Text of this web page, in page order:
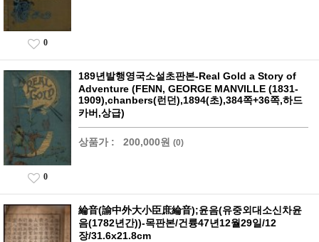
0
189년발행영국소설초판본-Real Gold a Story of
Adventure (FENN, GEORGE MANVILLE (1831-
1909),chanbers(런던),1894(초),384쪽+36쪽,하드
카버,상급)
상품가 : 200,000원 (0)
0
綸音(諭中外大小臣庶綸音);윤음(유중외대소신차윤
음(1782년간))-목판본/건륭47년12월29일/12
장/31.6x21.8cm